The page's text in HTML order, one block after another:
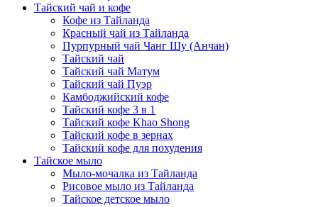
Тайский чай и кофе
Кофе из Тайланда
Красный чай из Тайланда
Пурпурный чай Чанг Шу (Анчан)
Тайский чай
Тайский чай Матум
Тайский чай Пуэр
Камбоджийский кофе
Тайский кофе 3 в 1
Тайский кофе Khao Shong
Тайский кофе в зернах
Тайский кофе для похудения
Тайское мыло
Мыло-мочалка из Тайланда
Рисовое мыло из Тайланда
Тайское детское мыло